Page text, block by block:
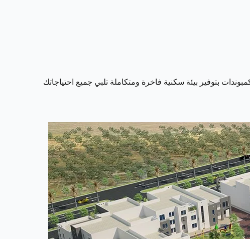
بتوفير بيئة سكنية فاخرة ومتكاملة تلبي جميع احتياجاتك